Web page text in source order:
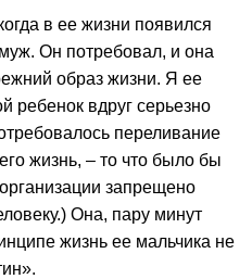
в ее жизни появился
Он потребовал, и она
образ жизни. Я ее
ребенок вдруг серьезно
переливание
жизнь, – то что было бы
запрещено
Она, пару минут
жизнь ее мальчика не